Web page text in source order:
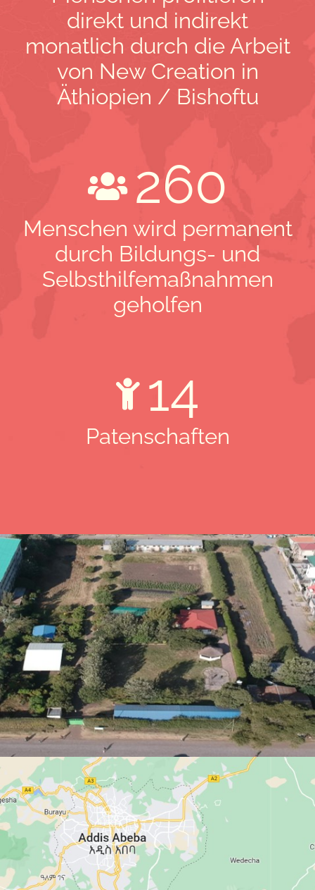
direkt und indirekt
monatlich durch die Arbeit
von New Creation in
Äthiopien / Bishoftu
260
Menschen wird permanent
durch Bildungs- und
Selbsthilfemaßnahmen
geholfen
14
Patenschaften